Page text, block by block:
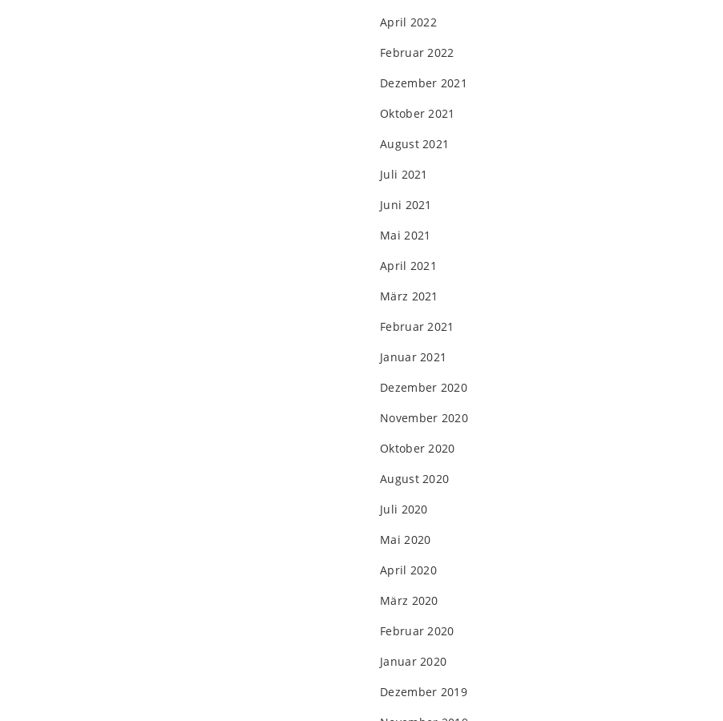
April 2022
Februar 2022
Dezember 2021
Oktober 2021
August 2021
Juli 2021
Juni 2021
Mai 2021
April 2021
März 2021
Februar 2021
Januar 2021
Dezember 2020
November 2020
Oktober 2020
August 2020
Juli 2020
Mai 2020
April 2020
März 2020
Februar 2020
Januar 2020
Dezember 2019